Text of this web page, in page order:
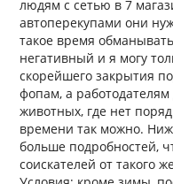
людям с сетью в 7
автоперекупами они
такое время
негативный и я могу
скорейшего закрытия
фопам, а
животных, где нет
времени так можно.
больше подробностей,
соискателей от такого